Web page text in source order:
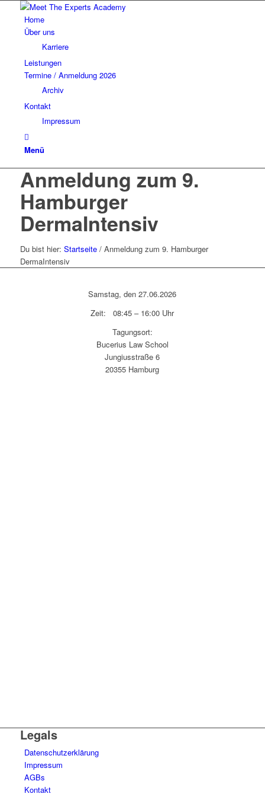
Home
Über uns
Karriere
Leistungen
Termine / Anmeldung 2026
Archiv
Kontakt
Impressum
Menü
Anmeldung zum 9.
Hamburger
DermaIntensiv
Du bist hier: Startseite / Anmeldung zum 9. Hamburger
DermaIntensiv
Samstag, den 27.06.2026
Zeit: 08:45 – 16:00 Uhr
Tagungsort:
Bucerius Law School
Jungiusstraße 6
20355 Hamburg
Legals
Datenschutzerklärung
Impressum
AGBs
Kontakt